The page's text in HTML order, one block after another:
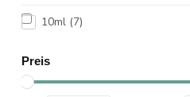
10ml (7)
Preis